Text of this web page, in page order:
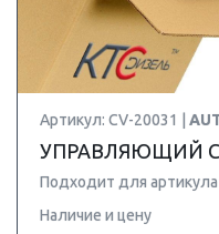
Артикул: CV-20031 |
УПРАВЛЯЮЩИЙ
Подходит для артикула
Наличие и цену